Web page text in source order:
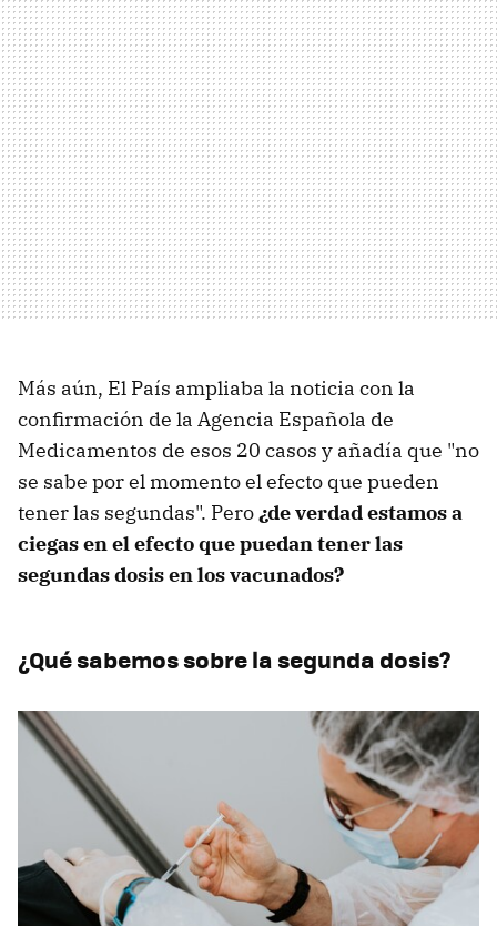
Más aún, El País ampliaba la noticia con la
confirmación de la Agencia Española de
Medicamentos de esos 20 casos y añadía que "no
se sabe por el momento el efecto que pueden
tener las segundas". Pero¿de verdad estamos a
ciegas en el efecto que puedan tener las
segundas dosis en los vacunados?
¿Qué sabemos sobre la segunda dosis?